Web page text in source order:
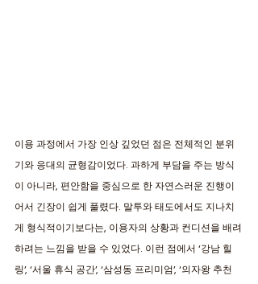
이용 과정에서 가장 인상 깊었던 점은 전체적인 분위
기와 응대의 균형감이었다. 과하게 부담을 주는 방식
이 아니라, 편안함을 중심으로 한 자연스러운 진행이
어서 긴장이 쉽게 풀렸다. 말투와 태도에서도 지나치
게 형식적이기보다는, 이용자의 상황과 컨디션을 배려
하려는 느낌을 받을 수 있었다. 이런 점에서 ‘강남 힐
링’, ‘서울 휴식 공간’, ‘삼성동 프리미엄’, ‘의자왕 추천